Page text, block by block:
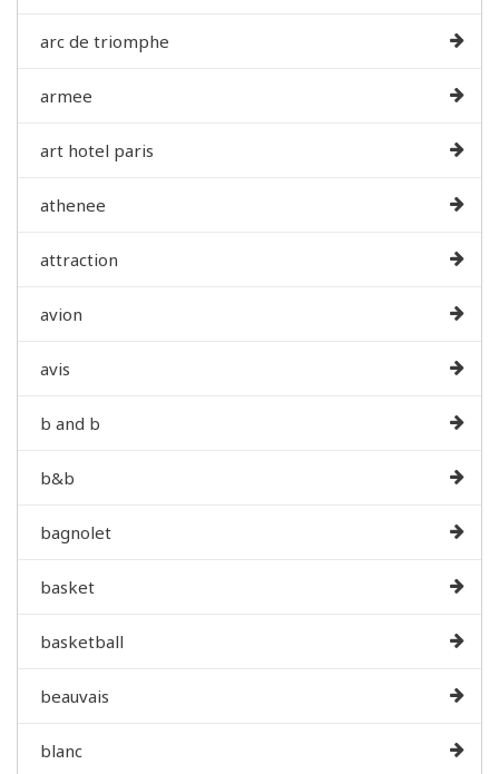
arc de triomphe
armee
art hotel paris
athenee
attraction
avion
avis
b and b
b&b
bagnolet
basket
basketball
beauvais
blanc